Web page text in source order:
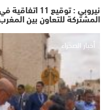
نيروبي : توقيع
المشتركة للتعاون بين
أخبار الصحراء